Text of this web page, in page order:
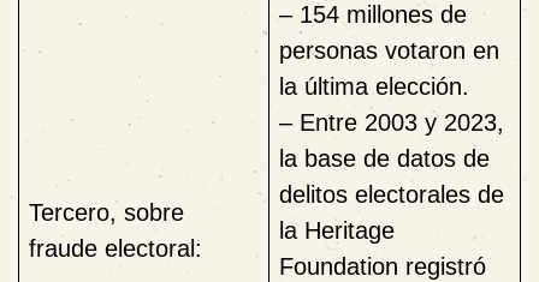
Tercero, sobre
fraude electoral:
– 154 millones de
personas votaron en
la última elección.
– Entre 2003 y 2023,
la base de datos de
delitos electorales de
la Heritage
Foundation registró